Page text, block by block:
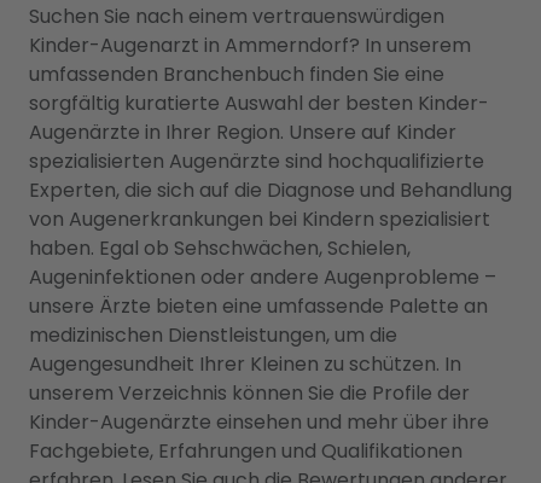
Suchen Sie nach einem vertrauenswürdigen
Kinder-Augenarzt in Ammerndorf? In unserem
umfassenden Branchenbuch finden Sie eine
sorgfältig kuratierte Auswahl der besten Kinder-
Augenärzte in Ihrer Region. Unsere auf Kinder
spezialisierten Augenärzte sind hochqualifizierte
Experten, die sich auf die Diagnose und Behandlung
von Augenerkrankungen bei Kindern spezialisiert
haben. Egal ob Sehschwächen, Schielen,
Augeninfektionen oder andere Augenprobleme –
unsere Ärzte bieten eine umfassende Palette an
medizinischen Dienstleistungen, um die
Augengesundheit Ihrer Kleinen zu schützen. In
unserem Verzeichnis können Sie die Profile der
Kinder-Augenärzte einsehen und mehr über ihre
Fachgebiete, Erfahrungen und Qualifikationen